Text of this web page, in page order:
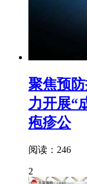
聚焦预
力开展“
疱疹公
阅读：246
2